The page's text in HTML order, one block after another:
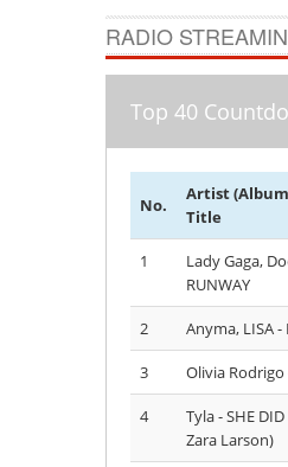
RADIO
Top 40
No.
Artist
Title
1
Lady Gaga,
RUNWAY
2 Anyma, LISA -
3 Olivia
4
Tyla - SHE
Zara Larson)